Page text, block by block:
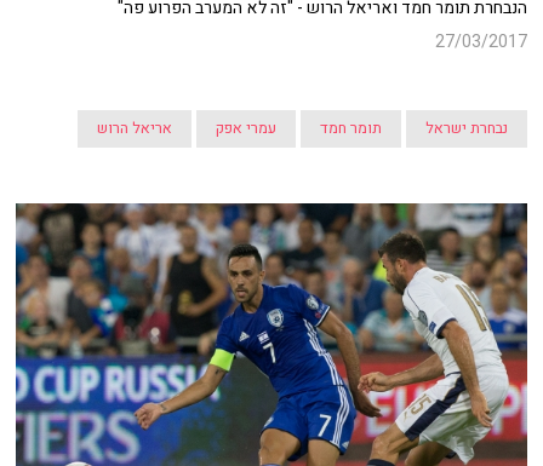
הנבחרת תומר חמד ואריאל הרוש - "זה לא המערב הפרוע פה"
27/03/2017
נבחרת ישראל תומר חמד עמרי אפק אריאל הרוש